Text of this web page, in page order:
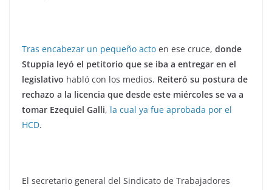
Tras encabezar un pequeño acto en ese cruce, donde
Stuppia leyó el petitorio que se iba a entregar en el
legislativo habló con los medios. Reiteró su postura de
rechazo a la licencia que desde este miércoles se va a
tomar Ezequiel Galli, la cual ya fue aprobada por el
HCD.
El secretario general del Sindicato de Trabajadores